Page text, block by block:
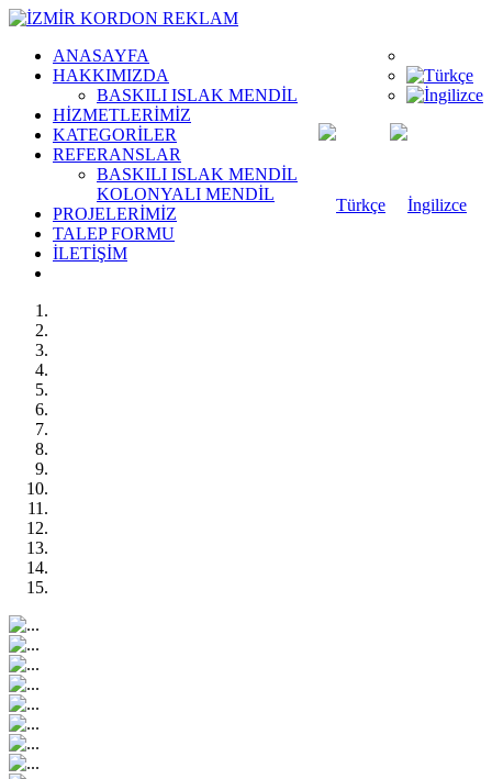
ANASAYFA
HAKKIMIZDA
BASKILI ISLAK MENDİL
HİZMETLERİMİZ
KATEGORİLER
REFERANSLAR
BASKILI ISLAK MENDİL
KOLONYALI MENDİL
PROJELERİMİZ
TALEP FORMU
İLETİŞİM